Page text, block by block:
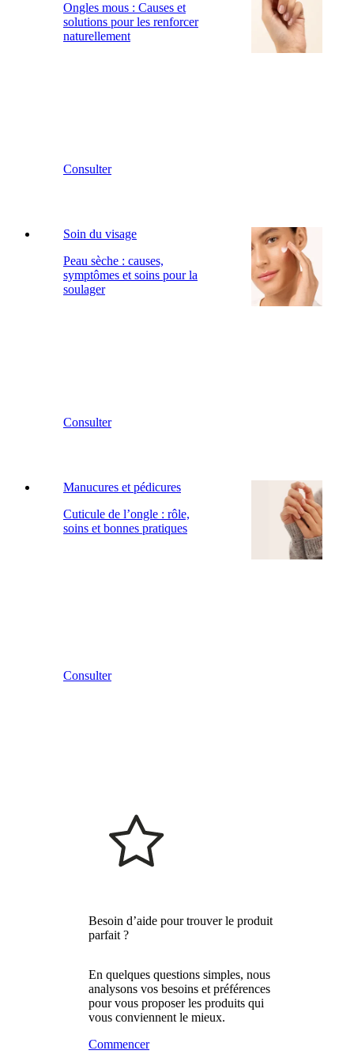
Ongles mous : Causes et
solutions pour les renforcer
naturellement
Consulter
Soin du visage
Peau sèche : causes,
symptômes et soins pour la
soulager
Consulter
Manucures et pédicures
Cuticule de l’ongle : rôle,
soins et bonnes pratiques
Consulter
Besoin d’aide pour trouver le produit
parfait ?
En quelques questions simples, nous
analysons vos besoins et préférences
pour vous proposer les produits qui
vous conviennent le mieux.
Commencer